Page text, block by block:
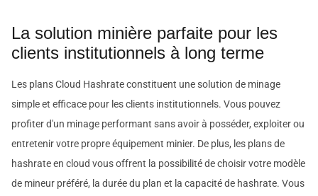
La solution minière parfaite pour les
clients institutionnels à long terme
Les plans Cloud Hashrate constituent une solution de minage
simple et efficace pour les clients institutionnels. Vous pouvez
profiter d'un minage performant sans avoir à posséder, exploiter ou
entretenir votre propre équipement minier. De plus, les plans de
hashrate en cloud vous offrent la possibilité de choisir votre modèle
de mineur préféré, la durée du plan et la capacité de hashrate. Vous